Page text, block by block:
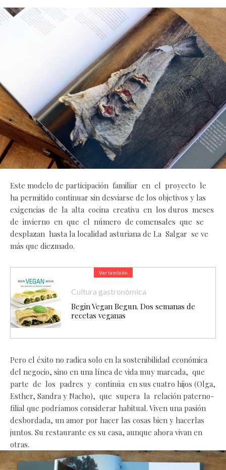
Este modelo de participación familiar en el proyecto le
ha permitido continuar sin desviarse de los objetivos y las
exigencias de la alta cocina creativa en los duros meses
de invierno en que el número de comensales que se
desplazan hasta la localidad asturiana de La Salgar se ve
más que diezmado.
Ver también
Cultura gastronómica
Begin Vegan Begun. Dos semanas de
recetas veganas
Pero el éxito no radica solo en la sostenibilidad económica
del negocio, sino en una línea de vida muy marcada, que
parte de los padres y continúa en sus cuatro hijos (Olga,
Esther, Sandra y Nacho), que supera la relación paterno-
filial que podríamos considerar habitual. Viven una pasión
desbordada, un amor por hacer las cosas bien y hacerlas
juntos. Su restaurante es su casa, aunque ahora vivan en
otras.